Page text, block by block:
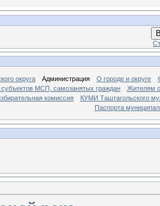
округа Администрация О городе и округе
МСП, самозанятых граждан
Жителям
комиссия
КУМИ Таштагольского
Паспорта